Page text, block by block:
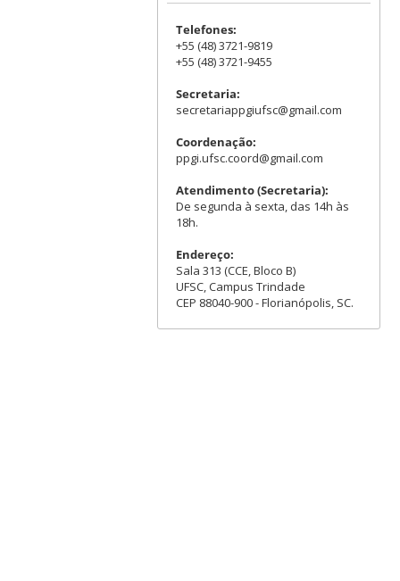
Telefones:
+55 (48) 3721-9819
+55 (48) 3721-9455
Secretaria:
secretariappgiufsc@gmail.com
Coordenação:
ppgi.ufsc.coord@gmail.com
Atendimento (Secretaria):
De segunda à sexta, das 14h às
18h.
Endereço:
Sala 313 (CCE, Bloco B)
UFSC, Campus Trindade
CEP 88040-900 - Florianópolis, SC.